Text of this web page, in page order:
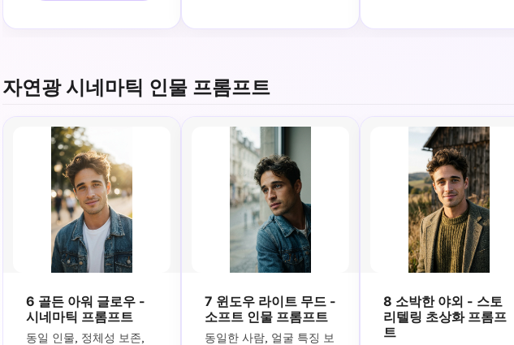
자연광 시네마틱 인물 프롬프트
6 골든 아워 글로우 -
시네마틱 프롬프트
동일 인물, 정체성 보존,
7 윈도우 라이트 무드 -
소프트 인물 프롬프트
동일한 사람, 얼굴 특징 보
8 소박한 야외 - 스토
리텔링 초상화 프롬프
트